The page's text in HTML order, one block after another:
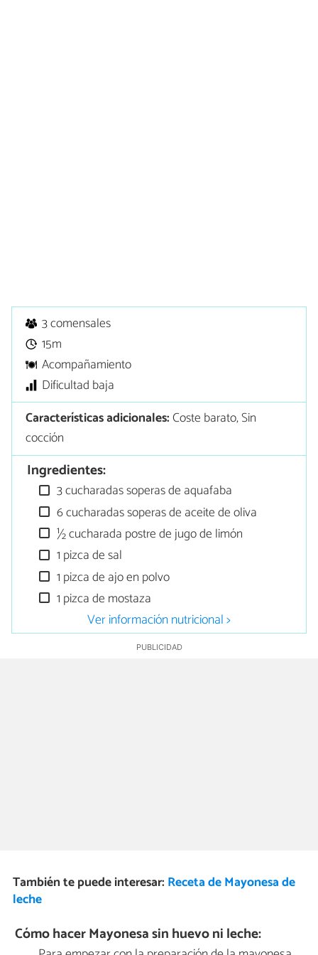
3 comensales
15m
Acompañamiento
Dificultad baja
Características adicionales:Coste barato, Sin
cocción
Ingredientes:
3 cucharadas soperas de aquafaba
6 cucharadas soperas de aceite de oliva
½ cucharada postre de jugo de limón
1 pizca de sal
1 pizca de ajo en polvo
1 pizca de mostaza
Ver información nutricional >
También te puede interesar: Receta de Mayonesa de
leche
Cómo hacer Mayonesa sin huevo ni leche: